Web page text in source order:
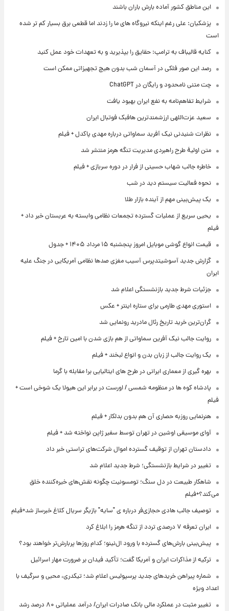
این مناطق کشور آماده بارش باران باشند
پزشکیان: علی رغم اینکه نیروگاه های ما را زدند اما قطعی برق بسیار کم تر شده
است
کنایه قالیباف به ترامپ: حقایق را بپذیرید و به تعهدات خود عمل کنید
رصد این صور فلکی در آسمان شب بدون هیچ تجهیزاتی ممکن است
چت متنی نامحدود و رایگان در ChatGPT
شرایط تفاهم‌نامه به نفع ایران بهبود یافت
سعید عزت‌اللهی ارزشمندترین هافبک فوتبال ایران
نظرات شنیدنی نیک آفرید سماواتی درباره مهدی پاکدل + فیلم
متن اولیۀ طرح راهبردی مدیریت تنگه هرمز منتشر شد
خاطره جالب شهاب حسینی از فرار در دوره سربازی + فیلم
نحوه فعالیت سیستم دید در شب
یک پیش‌بینی مهم از آینده بازار طلا
یحیی سریع از عملیات گسترده تجمعات نظامی وابسته به عربستان خبر داد +
فیلم
قیمت انواع گوشی موبایل امروز پنجشنبه ۱۵ مرداد ۱۴۰۵ + جدول
گزارش جدید آسوشیتدپرس آسیب مغزی صدها نظامی آمریکایی در جنگ علیه
ایران
جزئیات شرط جدید بازنشستگی اعلام شد
استوری مهدی طارمی برای ستاره اینتر + عکس
گران‌ترین خرید تاریخ رئال مادرید رونمایی شد
روایت جالب نیک آفرین سماواتی از هم بازی شدن با امین تارخ + فیلم
یک روایت جالب از زبان بدن و انواع لبخند + فیلم
بهره گیری از معماری ایرانی در طرح های ایتالیایی برا مقابله با گرما
پادشاه کوه ها در منظومه شمسی / اورست در برابر این هیولا یک شوخی است +
فیلم
هنرنمایی روزبه حصاری آن هم بدون بدلکار + فیلم
آوای موسیقی اوشین در تهران توسط سفیر ژاپن نواخته شد + فیلم
دادستان تهران از توقیف گسترده اموال شرکت‌های تراستی خبر داد
تغییر در شرایط بازنشستگی؛ شرط جدید اعلام شد
شاهکار طبیعت در دل سنگ؛ تومسونیت چگونه نقش‌های خیره‌کننده خلق
می‌کند؟+فیلم
توصیف جالب هادی حجازی‌فر درباره ی "سایه" بازیگر سریال کلاغ خبرساز شد+فیلم
ایران تعرفه ۷ درصدی تردد از تنگه هرمز را ابلاغ کرد
پیش‌بینی بارش‌های گسترده با ورود ال‌نینو؛ کدام روزها پربارش‌تر خواهند بود؟
ترکیه از مذاکرات ایران و آمریکا گفت؛ تأکید فیدان بر ضرورت مهار اسرائیل
شماره پیراهن خریدهای جدید پرسپولیس اعلام شد؛ تیکدری، محبی و سرگیف با
اعداد ویژه
تغییر مثبت در عملکرد مالی بانک صادرات ایران/ درآمد عملیاتی ۸۰ درصد رشد